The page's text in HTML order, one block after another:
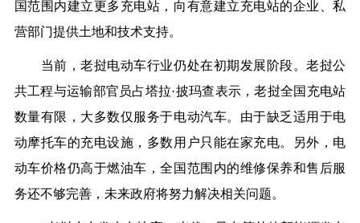
国范围内建立更多充电站，向有意建立充电站的企业、私
营部门提供土地和技术支持。
当前，老挝电动车行业仍处在初期发展阶段。老挝公
共工程与运输部官员占塔拉·披玛查表示，老挝全国充电站
数量有限，大多数仅服务于电动汽车。由于缺乏适用于电
动摩托车的充电设施，多数用户只能在家充电。另外，电
动车价格仍高于燃油车，全国范围内的维修保养和售后服
务还不够完善，未来政府将努力解决相关问题。